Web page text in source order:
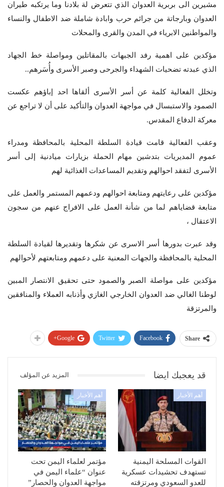
مشيرين الى بربرية العدوان الذي تتعرض لة بلادنا وما يرتكبه طيران
العدوان وبارجاتة من جرائم حرب وابادة شاملة ضد الاطفال والنساء
والمواطنين الابرياء في المدن والقرى والمحلات
مؤكدين على اهمية رفد الجبهات بالمقاتلين ومواصلة خط الجهاد
الذي عبدته تضحيات الشهداء والجرحى وصبر الأسرى وأُسَرهم..
وتخلل الفعالية كلمة عن أسر الأسرى ألقاها احد إباؤهم عكست
الصمود والاستبسال في مواجهة العدوان والتأكيد على أن لا تراجع عن
معركة الدفاع المقدس.
وعقب الفعالية قامت قيادة السلطة المحلية بالمحافظة ومدراء
عموم المديريات بتدشين مهام الحملة بزيارات ميادنية إلى أسر
الأسرى لتفقد احوالهم وتقديم المساعدات الغذائية لهم
مؤكدين على رعايتهم ومتابعة احوالهم ودعمهم المستمر والعمل على
متابعة قضاياهم لما من شأنة العمل على الافراج عنهم من سجون
الاعتقال ،
وقد عبرت بدورها أسر الاسرى عن شكرها وتقديرها لقيادة السلطة
المحلية بالمحافظة والجهات المعنية على دعمهم ومتابعتهم لأحوالهم
مؤكدين على مواصلة الصبر والصمود حتى تحقيق الانتصار المبين
لوطنا الغالي ضد العدوان الخارجي الغازي وأذنابه العملاء والمنافقين
والمرتزقة
Share
Facebook
Twitter
Google+
قد يعجبك ايضا المزيد عن المؤلف
أهم الأخبار
القوات المسلحة اليمنية
تستهدف تحشيدات عسكرية
للعدو السعودي ومرتزقته
أهم الأخبار
مؤتمر لعلماء اليمن تحت
عنوان “علماء اليمن في
مواجهة العدوان والحصار”